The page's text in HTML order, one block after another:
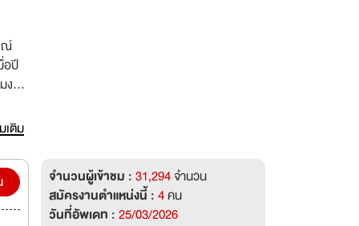
ณ์
อปี
งาน
กล
แบบ
มี
เติม
จำนวนผู้เข้าชม :31,294จำนวน
สมัครงานตำแหน่งนี้ :4คน
วันที่อัพเดท :25/03/2026